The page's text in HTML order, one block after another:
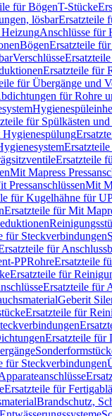
für BögenT-Stücke
lösbarErsatzteile
Anschlüsse für
BögenErsatzteile
Verschlüsse
Ersatzteile für
für Übergänge und
für Rohre
für Spülkästen
Hygienespülung
Ersatzteile
Mit Mapress
Mit
für Kugelhähne für
Ersatzteile für Mit
für Steckverbindungen
für
PPRohreErsatzteile
Ersatzteile für
Ersatzteile für
Geberit
Ersatzteile für
Ersatzteile für
für Steckverbindungen
Ersatzteile für
Brandschutz,